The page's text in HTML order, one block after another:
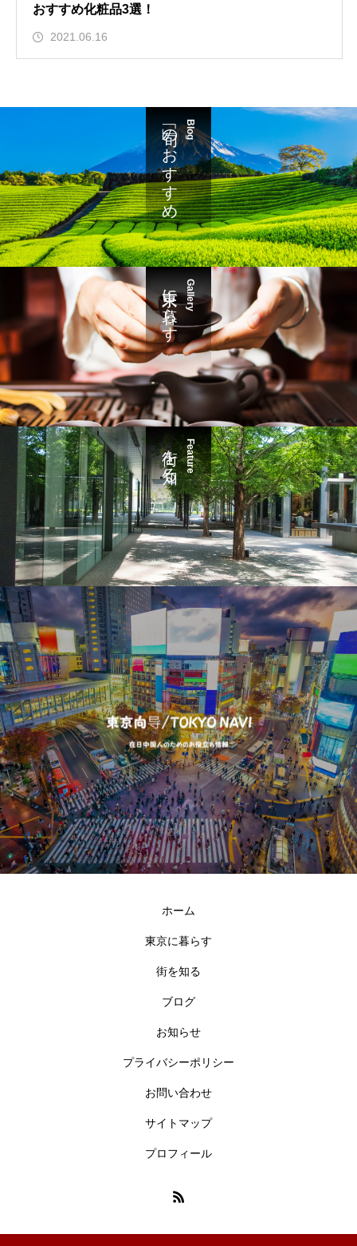
おすすめ化粧品3選！
2021.06.16
Blog
「旬」のおすすめ
Gallery
東京に暮らす
Feature
街を知る
ホーム
東京に暮らす
街を知る
ブログ
お知らせ
プライバシーポリシー
お問い合わせ
サイトマップ
プロフィール